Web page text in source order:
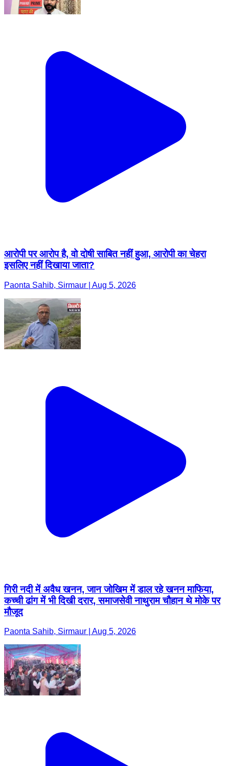
आरोपी पर आरोप है, वो दोषी साबित नहीं हुआ, आरोपी का चेहरा
इसलिए नहीं दिखाया जाता?
Paonta Sahib, Sirmaur | Aug 5, 2026
गिरी नदी में अवैध खनन, जान जोखिम में डाल रहे खनन माफिया,
कच्ची ढांग में भी दिखी दरार, समाजसेवी नाथुराम चौहान थे मोके पर
मौजूद
Paonta Sahib, Sirmaur | Aug 5, 2026